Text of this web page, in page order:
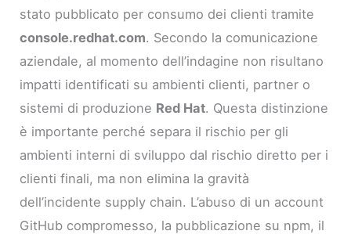
stato pubblicato per consumo dei clienti tramite
console.redhat.com. Secondo la comunicazione
aziendale, al momento dell’indagine non risultano
impatti identificati su ambienti clienti, partner o
sistemi di produzione Red Hat. Questa distinzione
è importante perché separa il rischio per gli
ambienti interni di sviluppo dal rischio diretto per i
clienti finali, ma non elimina la gravità
dell’incidente supply chain. L’abuso di un account
GitHub compromesso, la pubblicazione su npm, il